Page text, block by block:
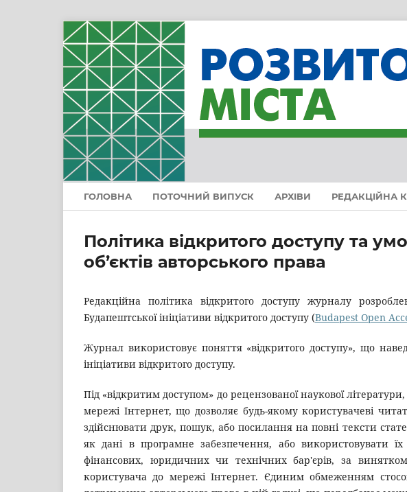
ГОЛОВНА ПОТОЧНИЙ ВИПУСК АРХІВИ РЕДАКЦІЙНА
Політика відкритого доступу та
об’єктів авторського права
Редакційна політика відкритого доступу журналу
Будапештської ініціативи відкритого доступу (Budapest Open
Журнал використовує поняття «відкритого доступу», що
ініціативи відкритого доступу.
Під «відкритим доступом» до рецензованої наукової
мережі Інтернет, що дозволяє будь-якому користувачеві
здійснювати друк, пошук, або посилання на повні тексти
як дані в програмне забезпечення, або використовувати
фінансових, юридичних чи технічних бар'єрів, за
користувача до мережі Інтернет. Єдиним обмеженням